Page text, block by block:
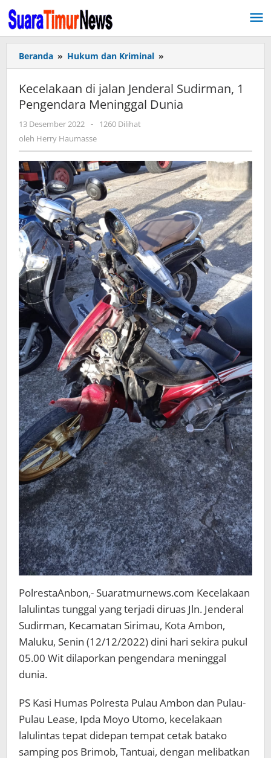
Lewati
ke
konten
Beranda » Hukum dan Kriminal »
di
jalan
Jenderal
Sudirman,
Kecelakaan di jalan Jenderal Sudirman, 1
Pengendara Meninggal Dunia
13 Desember 2022 oleh
Herry
-
1260 Dilihat
oleh Herry Haumasse
PolrestaAnbon,- Suaratmurnews.com Kecelakaan
lalulintas tunggal yang terjadi diruas Jln. Jenderal
Sudirman, Kecamatan Sirimau, Kota Ambon,
Maluku, Senin (12/12/2022) dini hari sekira pukul
05.00 Wit dilaporkan pengendara meninggal
dunia.
PS Kasi Humas Polresta Pulau Ambon dan Pulau-
Pulau Lease, Ipda Moyo Utomo, kecelakaan
lalulintas tepat didepan tempat cetak batako
samping pos Brimob, Tantuai, dengan melibatkan